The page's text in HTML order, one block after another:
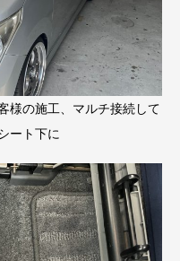
様の施工、マルチ接続して
ート下に